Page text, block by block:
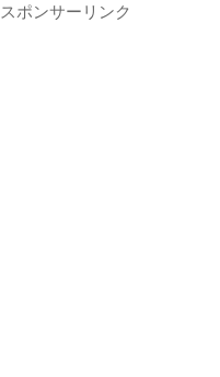
スポンサーリンク